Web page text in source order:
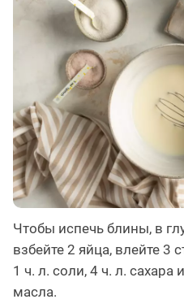
Чтобы испечь блины, в
взбейте 2 яйца, влейте 3
1 ч. л. соли, 4 ч. л. сахара
масла.